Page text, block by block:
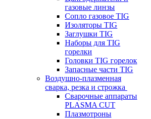
газовые линзы
Сопло газовое TIG
Изоляторы TIG
Заглушки TIG
Наборы для TIG
горелки
Головки TIG горелок
Запасные части TIG
Воздушно-плазменная
сварка, резка и строжка
Сварочные аппараты
PLASMA CUT
Плазмотроны